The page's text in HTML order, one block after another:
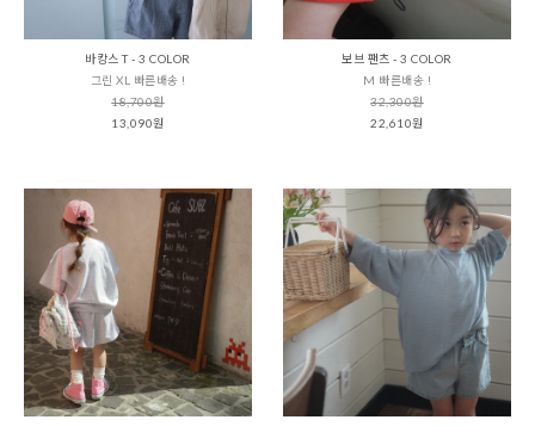
바캉스 T - 3 COLOR
그린 XL 빠른배송 !
18,700원
13,090원
보브 팬츠 - 3 COLOR
M 빠른배송 !
32,300원
22,610원